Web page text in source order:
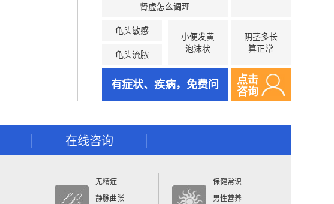
肾虚怎么调理
龟头敏感
小便发黄
泡沫状
龟头流脓
阴茎多长
算正常
有症状、疾病，免费问
点击
咨询
在线咨询
无精症
静脉曲张
保健常识
男性营养